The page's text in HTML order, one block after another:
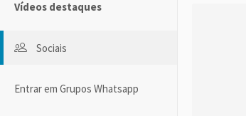
Vídeos destaques
Sociais
Entrar em Grupos Whatsapp